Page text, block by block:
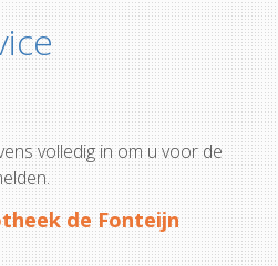
volledig in om u voor de
de Fonteijn